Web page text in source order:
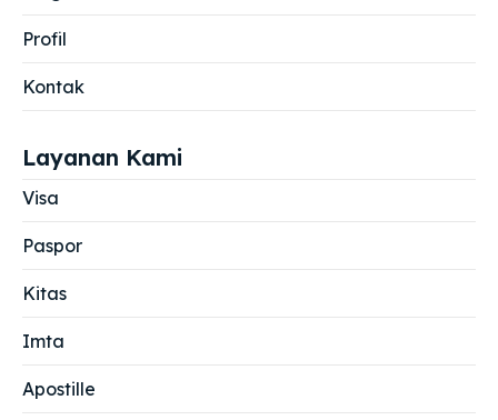
Profil
Kontak
Layanan Kami
Visa
Paspor
Kitas
Imta
Apostille